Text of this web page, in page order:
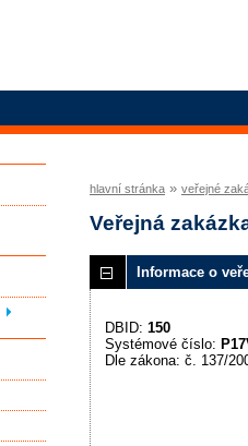
hlavní stránka » veřejné
Veřejná
Informace o
DBID: 150
Systémové číslo:
Dle zákona: č. 137/